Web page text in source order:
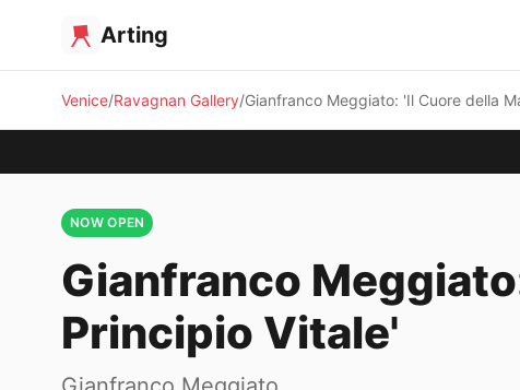
Arting
Venice Ravagnan Gallery Gianfranco Meggiato: 'Il Cuore della
NOW OPEN
Gianfranco
Principio Vitale'